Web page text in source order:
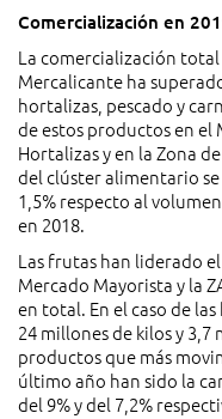
Comercialización en
La comercialización
Mercalicante ha
hortalizas, pescado y
de estos productos en el
Hortalizas y en la Zona
del clúster alimentario
1,5% respecto al
en 2018.
Las frutas han liderado
Mercado Mayorista y la
en total. En el caso de
24 millones de kilos y
productos que más
último año han sido la
del 9% y del 7,2%